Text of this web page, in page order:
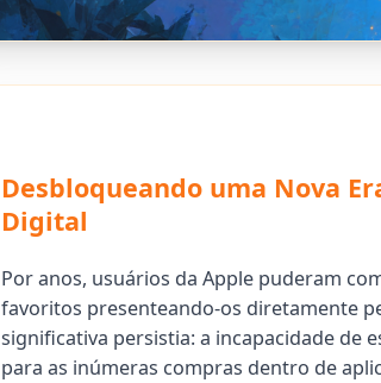
Desbloqueando uma Nova
Digital
Por anos, usuários da Apple puderam
favoritos presenteando-os diretamente
significativa persistia: a incapacidade de
para as inúmeras compras dentro de